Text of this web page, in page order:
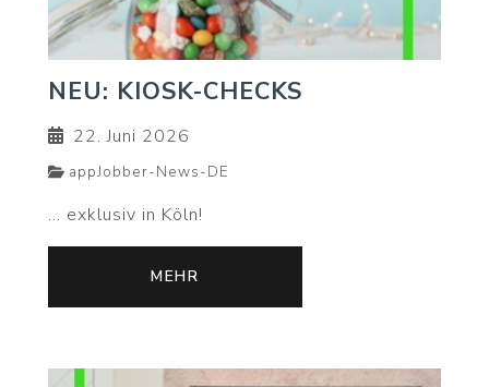
NEU: KIOSK-CHECKS
22. Juni 2026
appJobber-News-DE
... exklusiv in Köln!
MEHR